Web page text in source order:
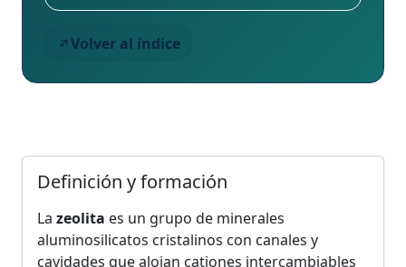
Volver al índice
Definición y formación
La zeolita es un grupo de minerales
aluminosilicatos cristalinos con canales y
cavidades que alojan cationes intercambiables